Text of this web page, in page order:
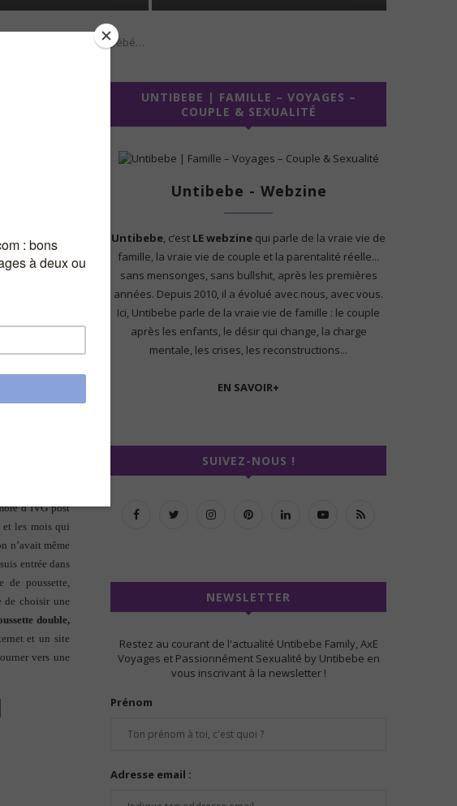
bientôt concevoir un bébé…
Vous
tout d’avoir
a été faite en
que la
d’IVG post
et les mois qui
n’avait même
entrée dans
de poussette,
de choisir une
double,
et un site
vers une
UNTIBEBE | FAMILLE – VOYAGES –
COUPLE & SEXUALITÉ
Untibebe - Webzine
Untibebe, c’est LE webzine qui parle de la vraie vie de
famille, la vraie vie de couple et la parentalité réelle...
sans mensonges, sans bullshit, après les premières
années. Depuis 2010, il a évolué avec nous, avec vous.
Ici, Untibebe parle de la vraie vie de famille : le couple
après les enfants, le désir qui change, la charge
mentale, les crises, les reconstructions...
EN SAVOIR+
SUIVEZ-NOUS !
NEWSLETTER
Restez au courant de l'actualité Untibebe Family, AxE
Voyages et Passionnément Sexualité by Untibebe en
vous inscrivant à la newsletter !
Prénom
Adresse email :